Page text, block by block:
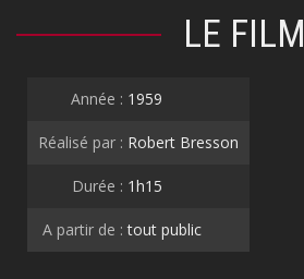
LE FILM
Année : 1959
Réalisé par : Robert Bresson
Durée : 1h15
A partir de : tout public